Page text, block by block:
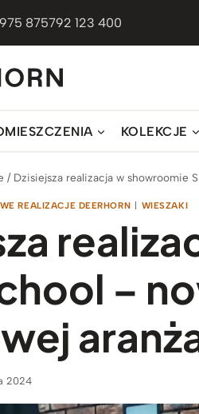
875792 123 400
KOLEKCJE
/ Dzisiejsza realizacja w showroomie
REALIZACJE DEERHORN | WIESZAKI
–
2024